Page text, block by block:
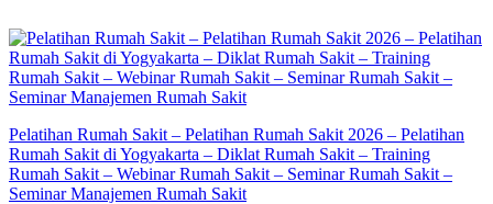
to
content
Pelatihan Rumah Sakit – Pelatihan Rumah Sakit 2026 – Pelatihan
Rumah Sakit di Yogyakarta – Diklat Rumah Sakit – Training
Rumah Sakit – Webinar Rumah Sakit – Seminar Rumah Sakit –
Seminar Manajemen Rumah Sakit